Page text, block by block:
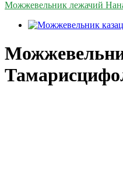
Можжевельник лежачий